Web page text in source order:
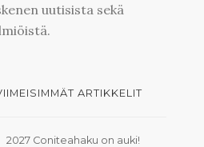
uutisista sekä
ARTIKKELIT
2027 Coniteahaku on auki!